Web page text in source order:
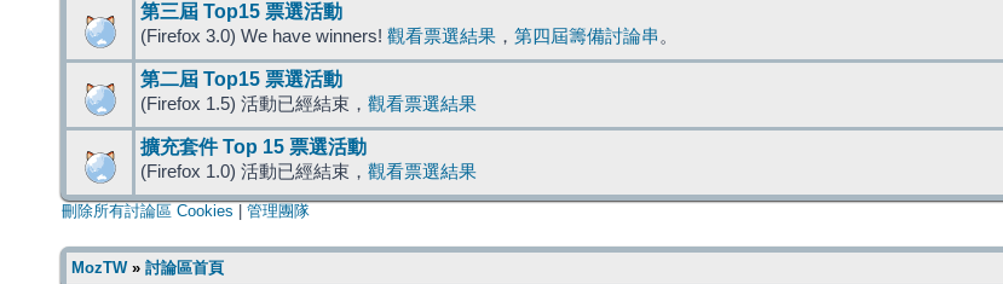
第三屆 Top15 票選活動
(Firefox 3.0) We have winners! 觀看票選結果 ， 第四屆籌備討論串 。
第二屆 Top15 票選活動
(Firefox 1.5) 活動已經結束， 觀看票選結果
擴充套件 Top 15 票選活動
(Firefox 1.0) 活動已經結束， 觀看票選結果
刪除所有討論區 Cookies 管理團隊
MozTW» 討論區首頁